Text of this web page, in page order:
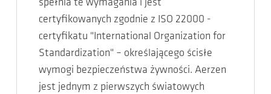
spełnia te wymagania i jest
certyfikowanych zgodnie z ISO 22000 -
certyfikatu "International Organization for
Standardization" – określającego ścisłe
wymogi bezpieczeństwa żywności. Aerzen
jest jednym z pierwszych światowych